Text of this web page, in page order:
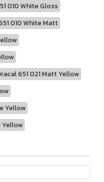
010 White Gloss
010 White Matt
651 021 Matt Yellow
Yellow